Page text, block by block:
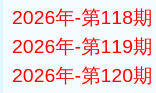
2026年-第118
2026年-第119
2026年-第120